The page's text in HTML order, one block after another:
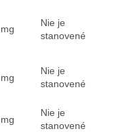
Nie je
stanovené
Nie je
stanovené
Nie je
stanovené